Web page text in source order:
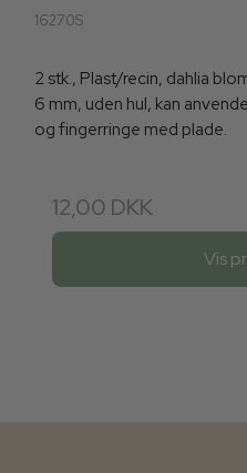
16270S
2 stk., Plast/recin, dahlia
6 mm, uden hul, kan
og fingerringe med plade.
12,00 DKK
Vis